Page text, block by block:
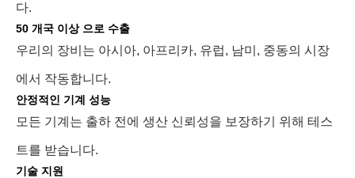
다.
50 개국 이상 으로 수출
우리의 장비는 아시아, 아프리카, 유럽, 남미, 중동의 시장
에서 작동합니다.
안정적인 기계 성능
모든 기계는 출하 전에 생산 신뢰성을 보장하기 위해 테스
트를 받습니다.
기술 지원